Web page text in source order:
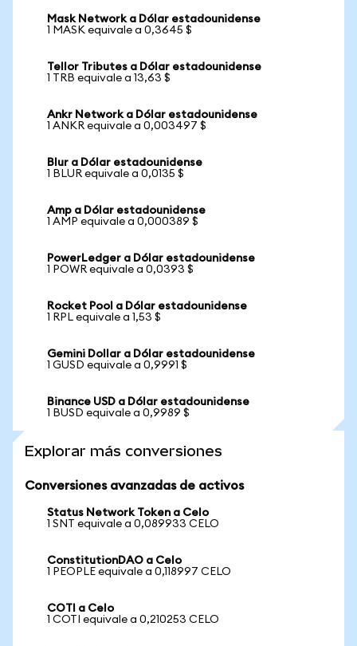
Mask Network a Dólar estadounidense
1 MASK equivale a 0,3645 $
Tellor Tributes a Dólar estadounidense
1 TRB equivale a 13,63 $
Ankr Network a Dólar estadounidense
1 ANKR equivale a 0,003497 $
Blur a Dólar estadounidense
1 BLUR equivale a 0,0135 $
Amp a Dólar estadounidense
1 AMP equivale a 0,000389 $
PowerLedger a Dólar estadounidense
1 POWR equivale a 0,0393 $
Rocket Pool a Dólar estadounidense
1 RPL equivale a 1,53 $
Gemini Dollar a Dólar estadounidense
1 GUSD equivale a 0,9991 $
Binance USD a Dólar estadounidense
1 BUSD equivale a 0,9989 $
Explorar más conversiones
Conversiones avanzadas de activos
Status Network Token a Celo
1 SNT equivale a 0,089933 CELO
ConstitutionDAO a Celo
1 PEOPLE equivale a 0,118997 CELO
COTI a Celo
1 COTI equivale a 0,210253 CELO